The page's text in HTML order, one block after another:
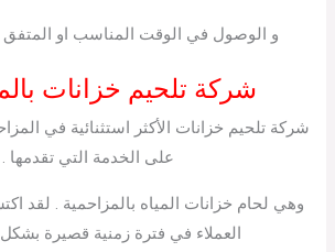
و الوصول في الوقت المناسب او المتفق
شركة تلحيم خزانات
شركة تلحيم خزانات الأكثر استثنائية في
على الخدمة التي تقدمها .
وهي لحام خزانات المياه بالمزاحمية . لقد
العملاء في فترة زمنية قصيرة